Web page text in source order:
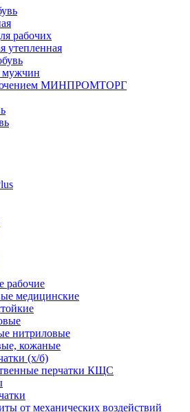
рабочих
утепленная
мужчин
МИНПРОМТОРГ
рабочие
медицинские
нитриловые
кожаные
(х/б)
перчатки КЩС
от механических воздействий